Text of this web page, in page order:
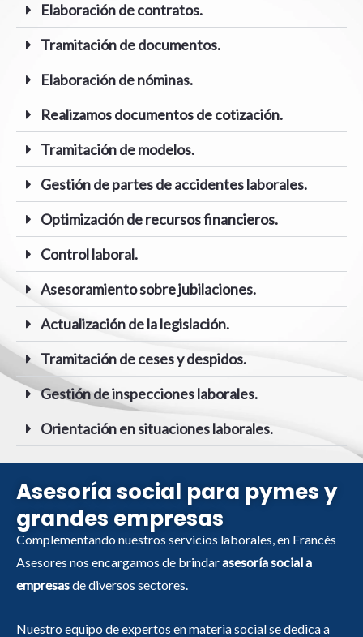
Elaboración de contratos.
Tramitación de documentos.
Elaboración de nóminas.
Realizamos documentos de cotización.
Tramitación de modelos.
Gestión de partes de accidentes laborales.
Optimización de recursos financieros.
Control laboral.
Asesoramiento sobre jubilaciones.
Actualización de la legislación.
Tramitación de ceses y despidos.
Gestión de inspecciones laborales.
Orientación en situaciones laborales.
Asesoría social para pymes y
grandes empresas
Complementando nuestros servicios laborales, en Francés
Asesores nos encargamos de brindarasesoría social a
empresasde diversos sectores.
Nuestro equipo de expertos en materia social se dedica a